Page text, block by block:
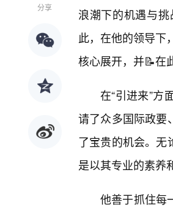
分享
浪潮下的机遇与
此，在他的领导下
核心展开，并📝在
在“引进来”方
请了众多国际政要
了宝贵的机会。无
是以其专业的素养
他善于抓住每